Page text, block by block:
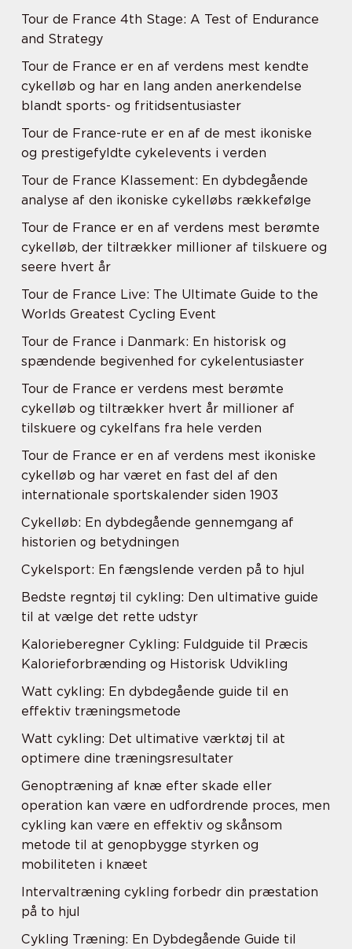
Tour de France 4th Stage: A Test of Endurance
and Strategy
Tour de France er en af verdens mest kendte
cykelløb og har en lang anden anerkendelse
blandt sports- og fritidsentusiaster
Tour de France-rute er en af de mest ikoniske
og prestigefyldte cykelevents i verden
Tour de France Klassement: En dybdegående
analyse af den ikoniske cykelløbs rækkefølge
Tour de France er en af verdens mest berømte
cykelløb, der tiltrækker millioner af tilskuere og
seere hvert år
Tour de France Live: The Ultimate Guide to the
Worlds Greatest Cycling Event
Tour de France i Danmark: En historisk og
spændende begivenhed for cykelentusiaster
Tour de France er verdens mest berømte
cykelløb og tiltrækker hvert år millioner af
tilskuere og cykelfans fra hele verden
Tour de France er en af verdens mest ikoniske
cykelløb og har været en fast del af den
internationale sportskalender siden 1903
Cykelløb: En dybdegående gennemgang af
historien og betydningen
Cykelsport: En fængslende verden på to hjul
Bedste regntøj til cykling: Den ultimative guide
til at vælge det rette udstyr
Kalorieberegner Cykling: Fuldguide til Præcis
Kalorieforbrænding og Historisk Udvikling
Watt cykling: En dybdegående guide til en
effektiv træningsmetode
Watt cykling: Det ultimative værktøj til at
optimere dine træningsresultater
Genoptræning af knæ efter skade eller
operation kan være en udfordrende proces, men
cykling kan være en effektiv og skånsom
metode til at genopbygge styrken og
mobiliteten i knæet
Intervaltræning cykling forbedr din præstation
på to hjul
Cykling Træning: En Dybdegående Guide til